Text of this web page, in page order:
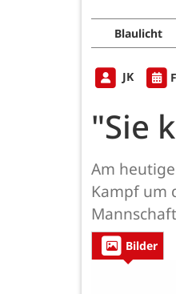
Blaulicht
JK
"Sie
Am
Kampf um
Bilder